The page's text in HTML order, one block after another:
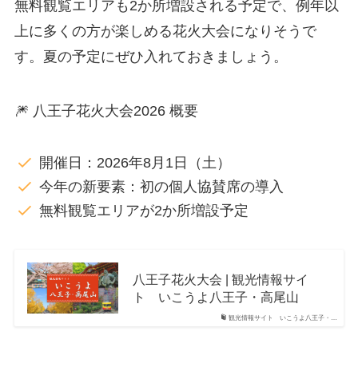
無料観覧エリアも2か所増設される予定で、例年以
上に多くの方が楽しめる花火大会になりそうで
す。夏の予定にぜひ入れておきましょう。
🎆 八王子花火大会2026 概要
開催日：2026年8月1日（土）
今年の新要素：初の個人協賛席の導入
無料観覧エリアが2か所増設予定
観光情報サイト いこうよ八王子・…
八王子花火大会 | 観光情報サイ
ト いこうよ八王子・高尾山